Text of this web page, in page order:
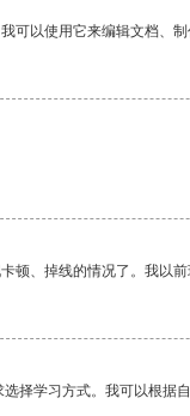
以使用它来编辑文档、制
顿、掉线的情况了。我以
择学习方式。我可以根据